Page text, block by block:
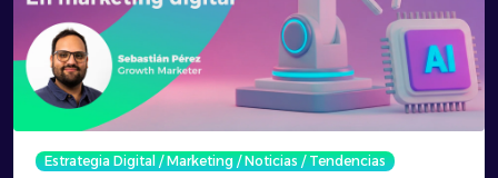
Estrategia Digital/Marketing/Noticias/Tendencias